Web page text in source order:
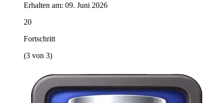
Erhalten am: 09. Juni 2026
20
Fortschritt
(3 von 3)